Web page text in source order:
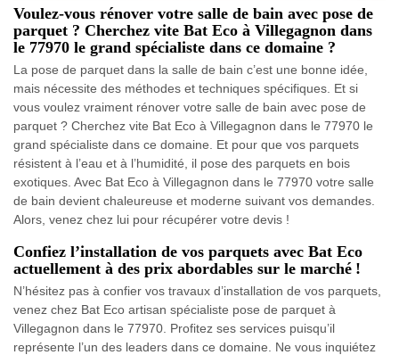
Voulez-vous rénover votre salle de bain avec pose de
parquet ? Cherchez vite Bat Eco à Villegagnon dans
le 77970 le grand spécialiste dans ce domaine ?
La pose de parquet dans la salle de bain c’est une bonne idée,
mais nécessite des méthodes et techniques spécifiques. Et si
vous voulez vraiment rénover votre salle de bain avec pose de
parquet ? Cherchez vite Bat Eco à Villegagnon dans le 77970 le
grand spécialiste dans ce domaine. Et pour que vos parquets
résistent à l’eau et à l’humidité, il pose des parquets en bois
exotiques. Avec Bat Eco à Villegagnon dans le 77970 votre salle
de bain devient chaleureuse et moderne suivant vos demandes.
Alors, venez chez lui pour récupérer votre devis !
Confiez l’installation de vos parquets avec Bat Eco
actuellement à des prix abordables sur le marché !
N’hésitez pas à confier vos travaux d’installation de vos parquets,
venez chez Bat Eco artisan spécialiste pose de parquet à
Villegagnon dans le 77970. Profitez ses services puisqu’il
représente l’un des leaders dans ce domaine. Ne vous inquiétez